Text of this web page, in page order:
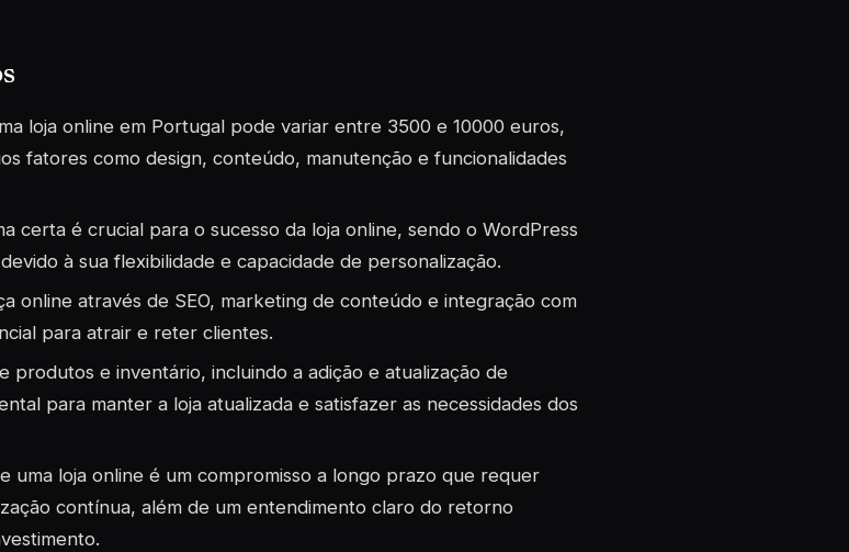
loja online em Portugal pode variar entre 3500 e 10000 euros,
fatores como design, conteúdo, manutenção e funcionalidades
certa é crucial para o sucesso da loja online, sendo o WordPress
à sua flexibilidade e capacidade de personalização.
online através de SEO, marketing de conteúdo e integração com
para atrair e reter clientes.
produtos e inventário, incluindo a adição e atualização de
para manter a loja atualizada e satisfazer as necessidades dos
uma loja online é um compromisso a longo prazo que requer
contínua, além de um entendimento claro do retorno